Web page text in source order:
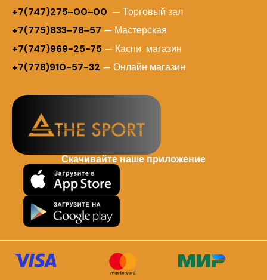
+7(747)275‒00‒00 — Торговый зал
+7(775)833‒78‒57 — Мастерская
+7(747)969-25-75 — Каспи магазин
+7(778)910-57-32 — Онлайн магазин
Скачивайте наше приложение